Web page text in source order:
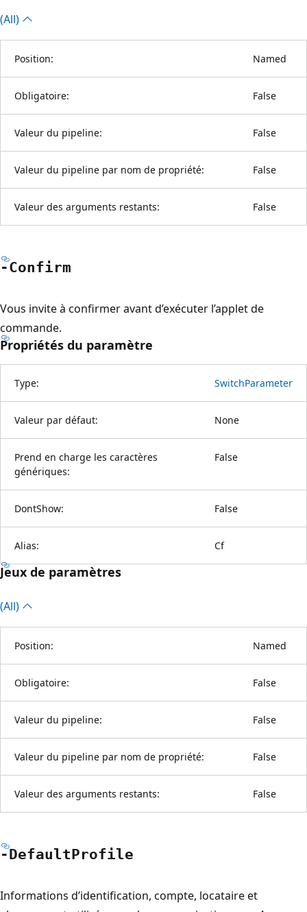
(All)
Position: Named
Obligatoire: False
Valeur du pipeline: False
Valeur du pipeline par nom de propriété: False
Valeur des arguments restants: False
-Confirm
Vous invite à confirmer avant d’exécuter l’applet de
commande.
Propriétés du paramètre
Type: SwitchParameter
Valeur par défaut: None
Prend en charge les caractères
génériques:
False
DontShow: False
Alias: Cf
Jeux de paramètres
(All)
Position: Named
Obligatoire: False
Valeur du pipeline: False
Valeur du pipeline par nom de propriété: False
Valeur des arguments restants: False
-DefaultProfile
Informations d’identification, compte, locataire et